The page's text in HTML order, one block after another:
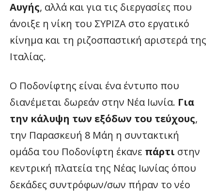
Αυγής, αλλά και για τις διεργασίες που
άνοιξε η νίκη του ΣΥΡΙΖΑ στο εργατικό
κίνημα και τη ριζοσπαστική αριστερά της
Ιταλίας.
Ο Ποδονίφτης είναι ένα έντυπο που
διανέμεται δωρεάν στην Νέα Ιωνία. Για
την κάλυψη των εξόδων του τεύχους,
την Παρασκευή 8 Μάη η συντακτική
ομάδα του Ποδονίφτη έκανε πάρτι στην
κεντρική πλατεία της Νέας Ιωνίας όπου
δεκάδες συντρόφων/σων πήραν το νέο